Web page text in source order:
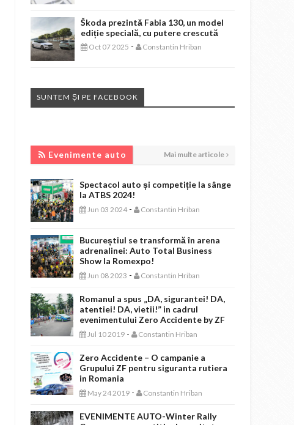
Škoda prezintă Fabia 130, un model
ediție specială, cu putere crescută
Oct 07 2025 - Constantin Hriban
SUNTEM ȘI PE FACEBOOK
Evenimente auto Mai multe articole
Spectacol auto și competiție la sânge
la ATBS 2024!
Jun 03 2024 - Constantin Hriban
Bucureștiul se transformă în arena
adrenalinei: Auto Total Business
Show la Romexpo!
Jun 08 2023 - Constantin Hriban
Romanul a spus „DA, sigurantei! DA,
atentiei! DA, vietii!” in cadrul
evenimentului Zero Accidente by ZF
Jul 10 2019 - Constantin Hriban
Zero Accidente – O campanie a
Grupului ZF pentru siguranta rutiera
in Romania
May 24 2019 - Constantin Hriban
EVENIMENTE AUTO-Winter Rally